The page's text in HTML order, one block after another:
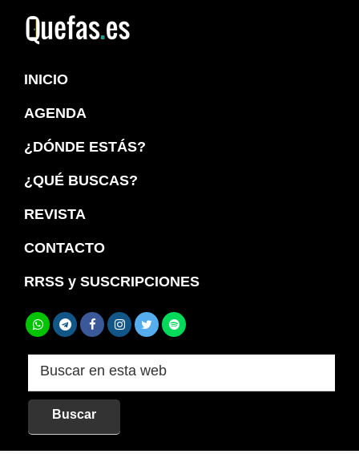
navegación
principal
principal
INICIO
AGENDA
¿DÓNDE ESTÁS?
¿QUÉ BUSCAS?
REVISTA
CONTACTO
RRSS y SUSCRIPCIONES
Buscar
web